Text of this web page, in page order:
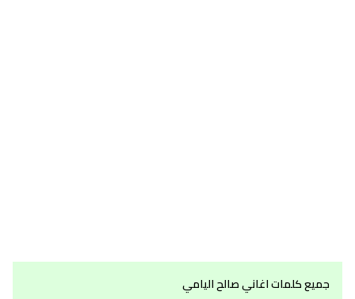
جميع كلمات اغاني صالح اليامي